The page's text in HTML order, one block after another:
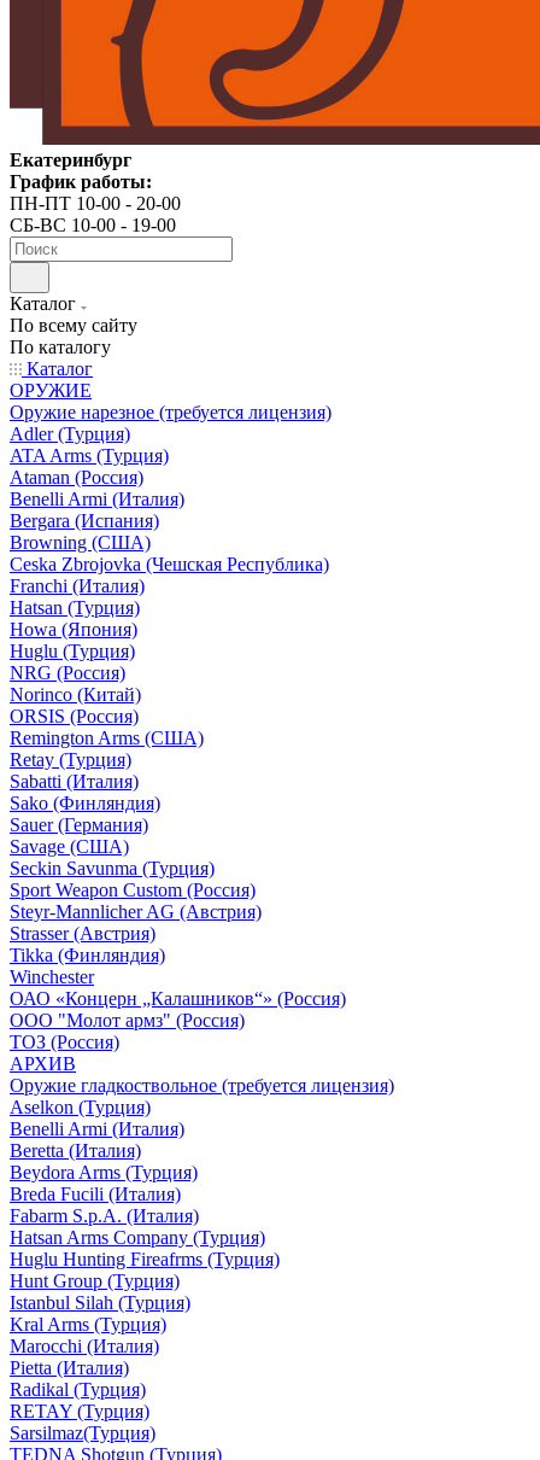
Екатеринбург
График работы:
ПН-ПТ 10-00 - 20-00
СБ-ВС 10-00 - 19-00
Каталог
По всему сайту
По каталогу
Каталог
ОРУЖИЕ
Оружие нарезное (требуется лицензия)
Adler (Турция)
ATA Arms (Турция)
Ataman (Россия)
Benelli Armi (Италия)
Bergara (Испания)
Browning (США)
Ceska Zbrojovka (Чешская Республика)
Franchi (Италия)
Hatsan (Турция)
Howa (Япония)
Huglu (Турция)
NRG (Россия)
Norinco (Китай)
ORSIS (Россия)
Remington Arms (США)
Retay (Турция)
Sabatti (Италия)
Sako (Финляндия)
Sauer (Германия)
Savage (США)
Seckin Savunma (Турция)
Sport Weapon Custom (Россия)
Steyr-Mannlicher AG (Австрия)
Strasser (Австрия)
Tikka (Финляндия)
Winchester
ОАО «Концерн „Калашников“» (Россия)
ООО "Молот армз" (Россия)
ТОЗ (Россия)
АРХИВ
Оружие гладкоствольное (требуется лицензия)
Aselkon (Турция)
Benelli Armi (Италия)
Beretta (Италия)
Beydora Arms (Турция)
Breda Fucili (Италия)
Fabarm S.p.A. (Италия)
Hatsan Arms Company (Турция)
Huglu Hunting Fireafrms (Турция)
Hunt Group (Турция)
Istanbul Silah (Турция)
Kral Arms (Турция)
Marocchi (Италия)
Pietta (Италия)
Radikal (Турция)
RETAY (Турция)
Sarsilmaz(Турция)
TEDNA Shotgun (Турция)